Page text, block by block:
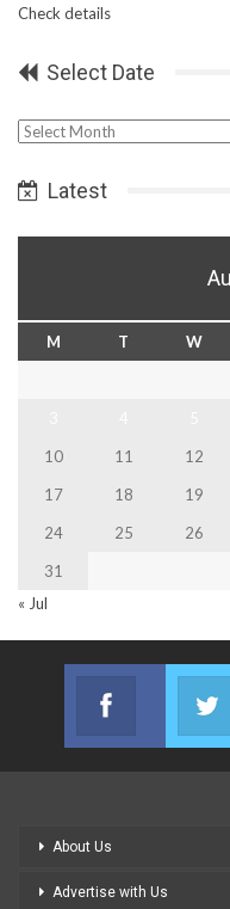
Check details
Select Date
Select
Latest
M T W
10
11 12
17
18 19
24
25 26
31
« Jul
Facebook
Join us
About Us
Advertise with Us